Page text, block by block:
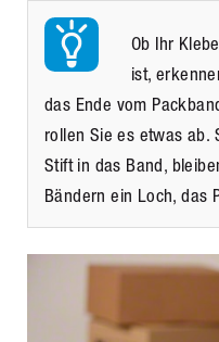
Ob Ihr
ist,
das Ende vom
rollen Sie es etwas ab.
Stift in das Band,
Bändern ein Loch, das